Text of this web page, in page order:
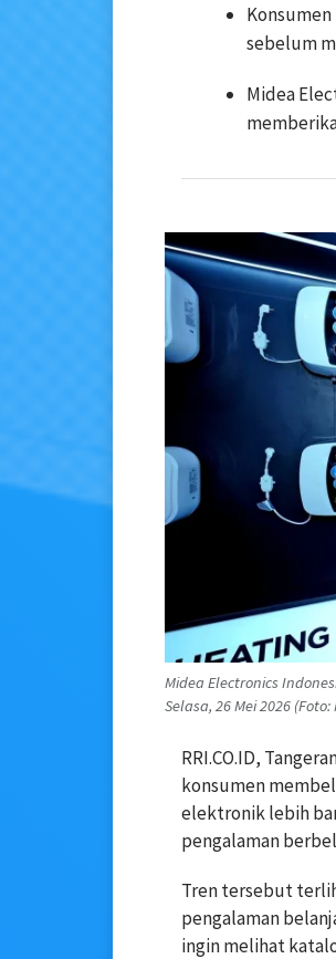
sebelum
Midea
Midea Electronics
Selasa, 26 Mei 2026
RRI.CO.ID,
konsumen
elektronik lebih
pengalaman
Tren tersebut
pengalaman
ingin melihat